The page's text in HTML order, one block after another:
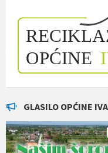
GLASILO OPĆINE